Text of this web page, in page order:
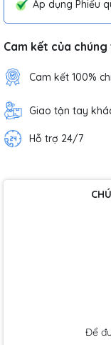
Áp dụng Phiếu
Cam kết của
Cam kết 100%
Giao tận tay
Hỗ trợ 24/7
Để